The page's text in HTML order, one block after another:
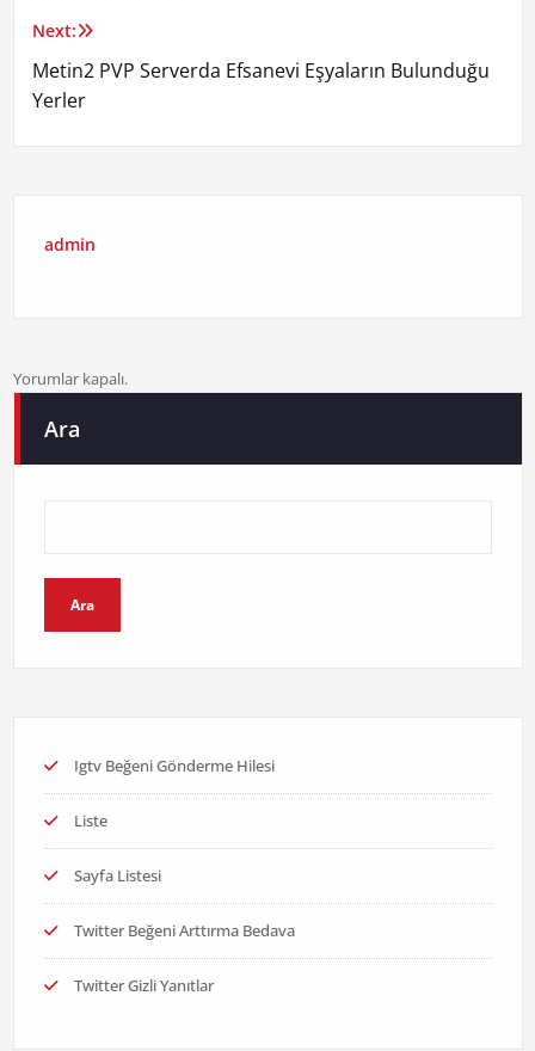
Next:
Metin2 PVP Serverda Efsanevi Eşyaların Bulunduğu
Yerler
admin
Yorumlar kapalı.
Ara
Ara
Igtv Beğeni Gönderme Hilesi
Liste
Sayfa Listesi
Twitter Beğeni Arttırma Bedava
Twitter Gizli Yanıtlar